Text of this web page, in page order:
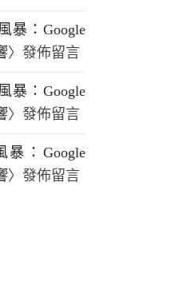
暴：Google
〉發佈留言
暴：Google
〉發佈留言
暴：Google
〉發佈留言